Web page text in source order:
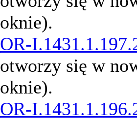
oknie).
OR-
otworzy się w
oknie).
OR-